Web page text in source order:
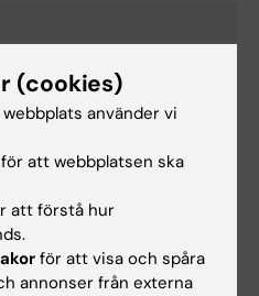
Handledning
(cookies)
använder vi
att webbplatsen ska
att förstå hur
för att visa och spåra
annonser från externa